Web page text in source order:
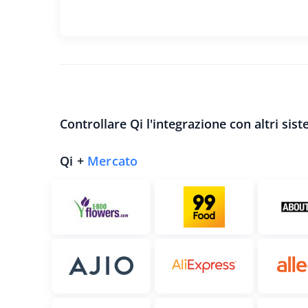
Controllare Qi l'integrazione con altri
Qi + Mercato